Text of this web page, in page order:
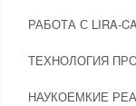
РАБОТА С LIRA-
ТЕХНОЛОГИЯ
НАУКОЕМКИЕ